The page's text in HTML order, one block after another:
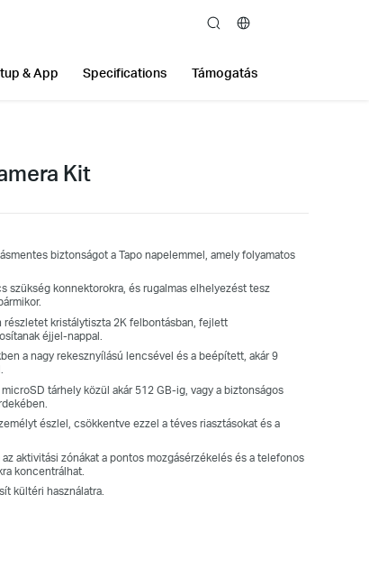
search
& App Specifications Támogatás
Kit
biztonságot a Tapo napelemmel, amely folyamatos
szükség konnektorokra, és rugalmas elhelyezést tesz
kristálytiszta 2K felbontásban, fejlett
éjjel-nappal.
a nagy rekesznyílású lencsével és a beépített, akár 9
tárhely közül akár 512 GB-ig, vagy a biztonságos
észlel, csökkentve ezzel a téves riasztásokat és a
aktivitási zónákat a pontos mozgásérzékelés és a telefonos
koncentrálhat.
kültéri használatra.
élettartamú újratölthető akkumulátor
napsütés? Semmi gond – a beépített, hosszú
újratölthető akkumulátor akár 180 napig
egyetlen töltéssel, így garantáltan zavartalan